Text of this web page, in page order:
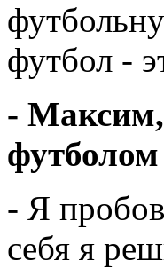
футбол -
- Максим,
- Я
себя я